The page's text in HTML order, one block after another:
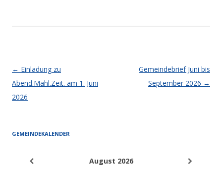
Artikel-Navigation
← Einladung zu
Abend.Mahl.Zeit. am 1. Juni
2026
Gemeindebrief Juni bis
September 2026 →
GEMEINDEKALENDER
August 2026